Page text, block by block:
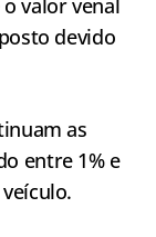
devido
as
entre 1% e